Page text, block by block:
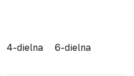
4-dielna 6-dielna